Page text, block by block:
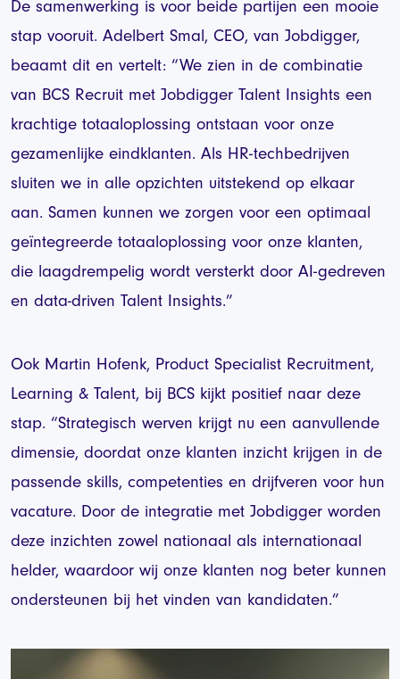
De samenwerking is voor beide partijen een mooie
stap vooruit. Adelbert Smal, CEO, van Jobdigger,
beaamt dit en vertelt: “We zien in de combinatie
van BCS Recruit met Jobdigger Talent Insights een
krachtige totaaloplossing ontstaan voor onze
gezamenlijke eindklanten. Als HR-techbedrijven
sluiten we in alle opzichten uitstekend op elkaar
aan. Samen kunnen we zorgen voor een optimaal
geïntegreerde totaaloplossing voor onze klanten,
die laagdrempelig wordt versterkt door AI-gedreven
en data-driven Talent Insights.”
Ook Martin Hofenk, Product Specialist Recruitment,
Learning & Talent, bij BCS kijkt positief naar deze
stap. “Strategisch werven krijgt nu een aanvullende
dimensie, doordat onze klanten inzicht krijgen in de
passende skills, competenties en drijfveren voor hun
vacature. Door de integratie met Jobdigger worden
deze inzichten zowel nationaal als internationaal
helder, waardoor wij onze klanten nog beter kunnen
ondersteunen bij het vinden van kandidaten.”